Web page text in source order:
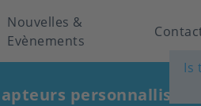
Nouvelles &
Evènements
Is
personnallisés